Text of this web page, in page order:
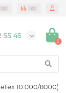
0 0
55 45
0
10.000/8000)